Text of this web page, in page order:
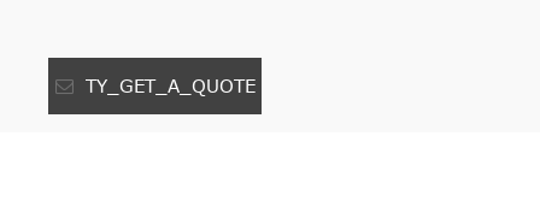
TY_GET_A_QUOTE